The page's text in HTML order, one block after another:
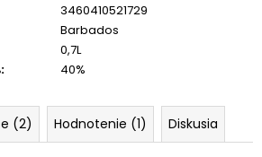
3460410521729
Barbados
0,7L
: 40%
(2) Hodnotenie (1) Diskusia